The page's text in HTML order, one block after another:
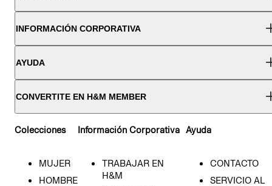
INFORMACIÓN CORPORATIVA
AYUDA
CONVERTITE EN H&M MEMBER
Colecciones
MUJER
HOMBRE
Información Corporativa
TRABAJAR EN
H&M
Ayuda
CONTACTO
SERVICIO AL